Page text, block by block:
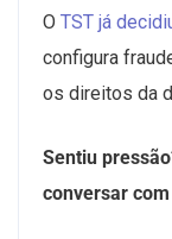
O TST já
configura
os direitos da
Sentiu
conversar